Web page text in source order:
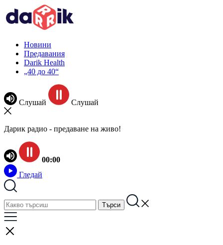
Новини
Предавания
Darik Health
„40 до 40“
Слушай Слушай
Дарик радио - предаване на живо!
00:00
Гледай